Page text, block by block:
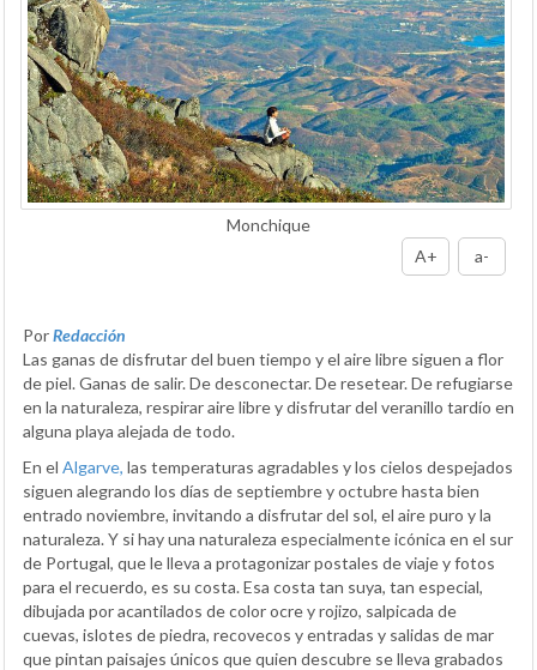
Monchique
A+
a-
PorRedacción
Las ganas de disfrutar del buen tiempo y el aire libre siguen a flor
de piel. Ganas de salir. De desconectar. De resetear. De refugiarse
en la naturaleza, respirar aire libre y disfrutar del veranillo tardío en
alguna playa alejada de todo.
En el Algarve, las temperaturas agradables y los cielos despejados
siguen alegrando los días de septiembre y octubre hasta bien
entrado noviembre, invitando a disfrutar del sol, el aire puro y la
naturaleza. Y si hay una naturaleza especialmente icónica en el sur
de Portugal, que le lleva a protagonizar postales de viaje y fotos
para el recuerdo, es su costa. Esa costa tan suya, tan especial,
dibujada por acantilados de color ocre y rojizo, salpicada de
cuevas, islotes de piedra, recovecos y entradas y salidas de mar
que pintan paisajes únicos que quien descubre se lleva grabados